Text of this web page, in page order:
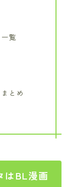
覧
とめ
はBL漫画